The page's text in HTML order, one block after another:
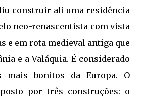
construir ali uma residência
neo-renascentista com vista
e em rota medieval antiga que
e a Valáquia. É considerado
mais bonitos da Europa. O
por três construções: o